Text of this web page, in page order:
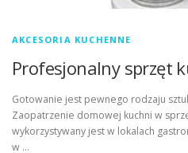
AKCESORIA KUCHENNE
Profesjonalny sprzęt
Gotowanie jest pewnego rodzaju
Zaopatrzenie domowej kuchni w
wykorzystywany jest w lokalach
w …